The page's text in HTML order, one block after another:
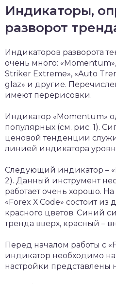
Индикаторы,
разворот
Индикаторов разворота
очень много:
Striker Extrеmе», «Auto
glаz» и другие.
имеют перерисовки.
Индикатор «Mоmеntum»
популярных (см. рис. 1).
ценовой тенденции
линией индикатора
Следующий индикатор –
2). Данный инструмент
работает очень хорошо.
«Fоrеx Х Code» состоит из
красного цветов. Синий
тренда вверх, красный –
Перед началом работы с
индикатор необходимо
настройки представлены